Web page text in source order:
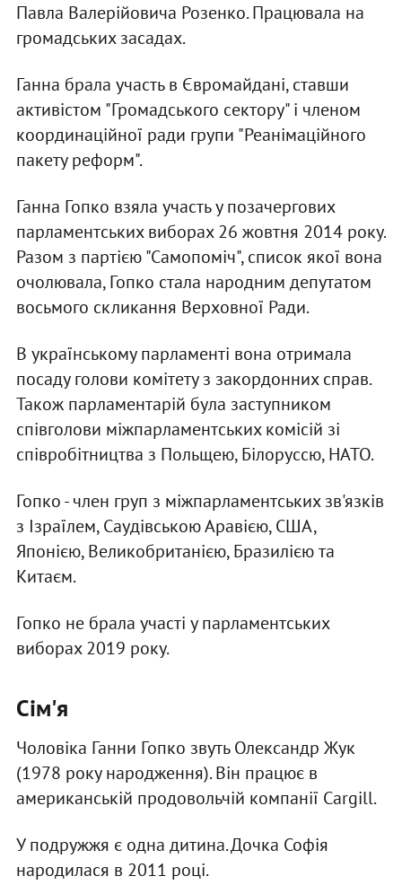
Павла Валерійовича Розенко. Працювала на
громадських засадах.
Ганна брала участь в Євромайдані, ставши
активістом "Громадського сектору" і членом
координаційної ради групи "Реанімаційного
пакету реформ".
Ганна Гопко взяла участь у позачергових
парламентських виборах 26 жовтня 2014 року.
Разом з партією "Самопоміч", список якої вона
очолювала, Гопко стала народним депутатом
восьмого скликання Верховної Ради.
В українському парламенті вона отримала
посаду голови комітету з закордонних справ.
Також парламентарій була заступником
співголови міжпарламентських комісій зі
співробітництва з Польщею, Білоруссю, НАТО.
Гопко - член груп з міжпарламентських зв'язків
з Ізраїлем, Саудівською Аравією, США,
Японією, Великобританією, Бразилією та
Китаєм.
Гопко не брала участі у парламентських
виборах 2019 року.
Сім'я
Чоловіка Ганни Гопко звуть Олександр Жук
(1978 року народження). Він працює в
американській продовольчій компанії Cargill.
У подружжя є одна дитина. Дочка Софія
народилася в 2011 році.